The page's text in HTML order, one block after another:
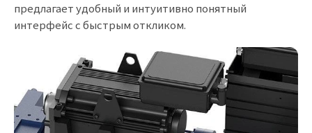
предлагает удобный и интуитивно понятный
интерфейс с быстрым откликом.